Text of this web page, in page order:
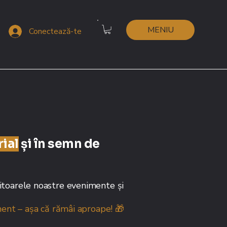
Conectează-te MENIU
și în semn de
noastre evenimente și
– așa că rămâi aproape! 🎁